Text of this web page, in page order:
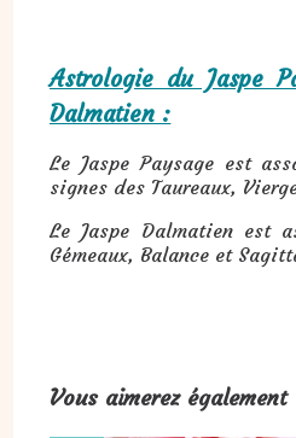
Astrologie du Jaspe
Dalmatien :
Le Jaspe Paysage est
signes des Taureaux,
Le Jaspe Dalmatien est
Gémeaux, Balance et
Vous aimerez également